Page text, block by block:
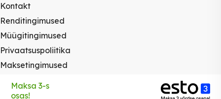
Kontakt
Renditingimused
Müügitingimused
Privaatsuspoliitika
Maksetingimused
Maksa 3-s
osas!